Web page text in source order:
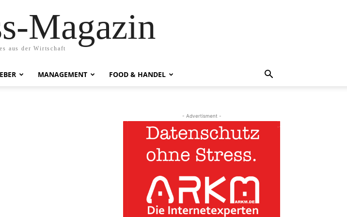
Magazin
aus der Wirtschaft
MANAGEMENT FOOD & HANDEL
- Advertisment -